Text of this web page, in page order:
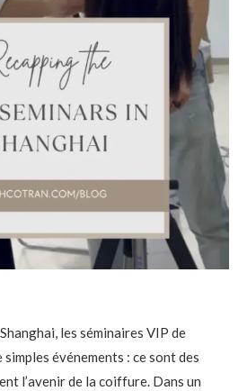
les séminaires VIP de
événements : ce sont des
l’avenir de la coiffure. Dans un